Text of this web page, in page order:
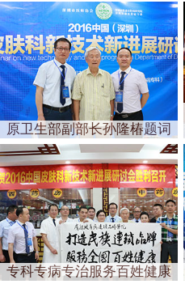
原卫生部副部长孙隆椿题词
专科专病专治服务百姓健康